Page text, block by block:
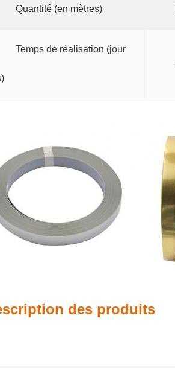
Quantité (en mètres)
Temps de réalisation (jour
des produits